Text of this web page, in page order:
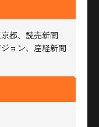
都、読売新聞
ョン、産経新聞